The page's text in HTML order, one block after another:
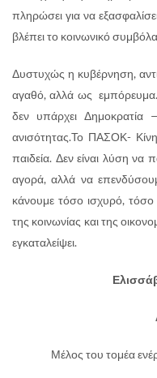
πληρώσει για να
βλέπει το κοινωνικό
Δυστυχώς η κυβέρνηση,
αγαθό, αλλά ως εμπόρευμα.
δεν υπάρχει
ανισότητας.Το ΠΑΣΟΚ-
παιδεία. Δεν είναι λύση
αγορά, αλλά να
κάνουμε τόσο ισχυρό, τόσο
της κοινωνίας και της
εγκαταλείψει.
Μέλος του τομέα